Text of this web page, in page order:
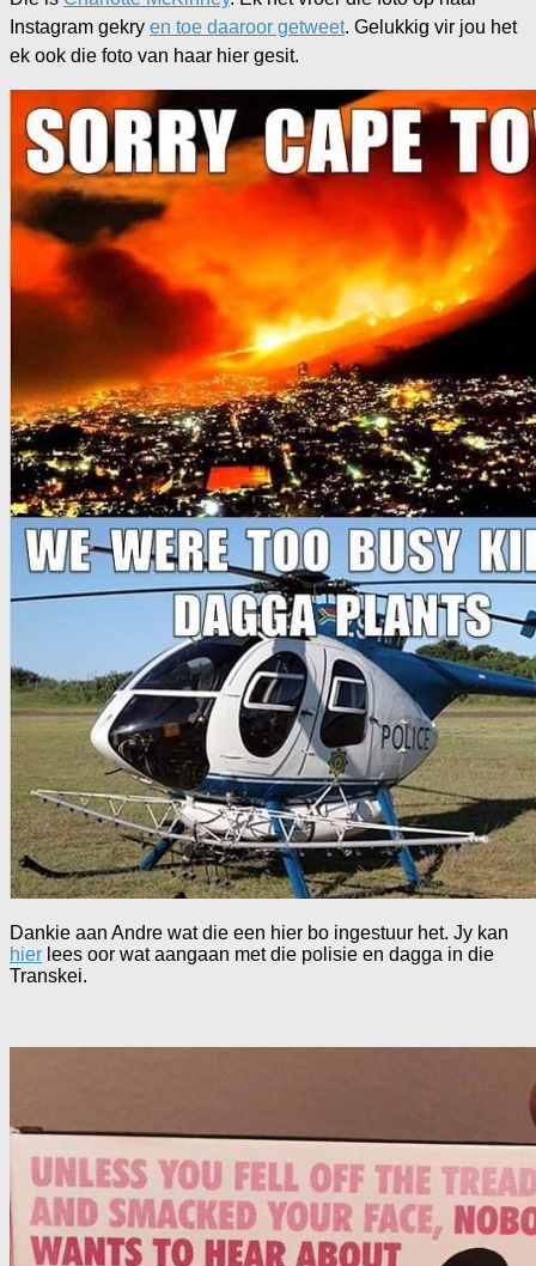
Instagram gekry en toe daaroor getweet. Gelukkig vir jou het
ek ook die foto van haar hier gesit.
Dankie aan Andre wat die een hier bo ingestuur het. Jy kan
hier lees oor wat aangaan met die polisie en dagga in die
Transkei.